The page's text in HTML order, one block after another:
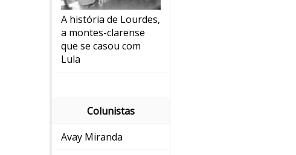
A história de Lourdes,
a montes-clarense
que se casou com
Lula
Colunistas
Avay Miranda